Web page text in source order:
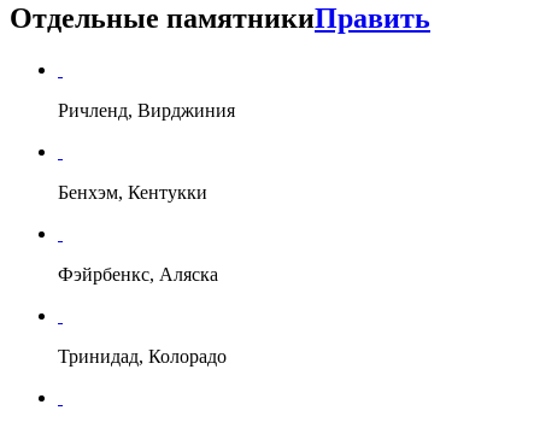
Отдельные памятникиПравить
Ричленд, Вирджиния
Бенхэм, Кентукки
Фэйрбенкс, Аляска
Тринидад, Колорадо